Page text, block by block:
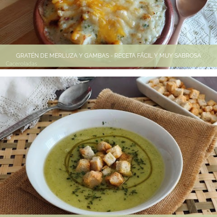
GRATÉN DE MERLUZA Y GAMBAS - RECETA FÁCIL Y MUY SABROSA